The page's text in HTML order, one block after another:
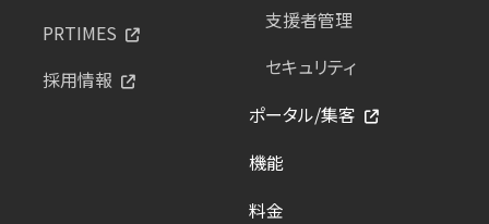
PRTIMES
採用情報
支援者管理
セキュリティ
ポータル/集客
機能
料金